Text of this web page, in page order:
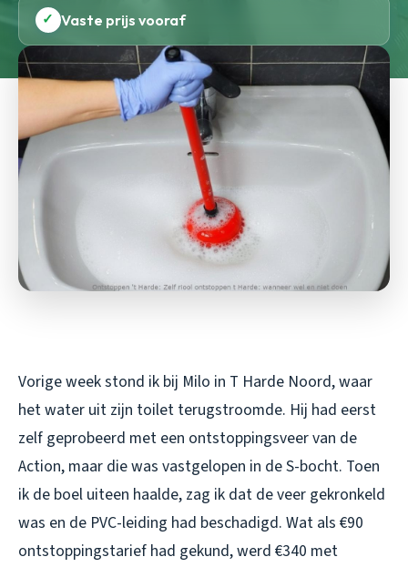
✓ Vaste prijs vooraf
Vorige week stond ik bij Milo in T Harde Noord, waar
het water uit zijn toilet terugstroomde. Hij had eerst
zelf geprobeerd met een ontstoppingsveer van de
Action, maar die was vastgelopen in de S-bocht. Toen
ik de boel uiteen haalde, zag ik dat de veer gekronkeld
was en de PVC-leiding had beschadigd. Wat als €90
ontstoppingstarief had gekund, werd €340 met